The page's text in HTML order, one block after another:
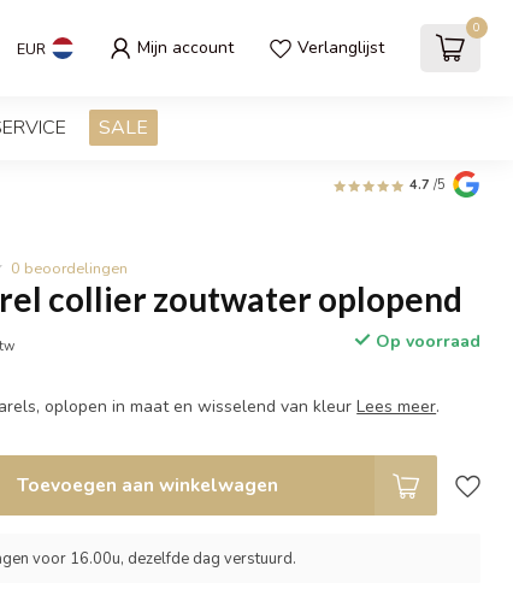
EUR Mijn account Verlanglijst
0
SALE
4.7 /5
0 beoordelingen
collier zoutwater oplopend
Op voorraad
oplopen in maat en wisselend van kleurLees meer.
Toevoegen aan winkelwagen
voor 16.00u, dezelfde dag verstuurd.